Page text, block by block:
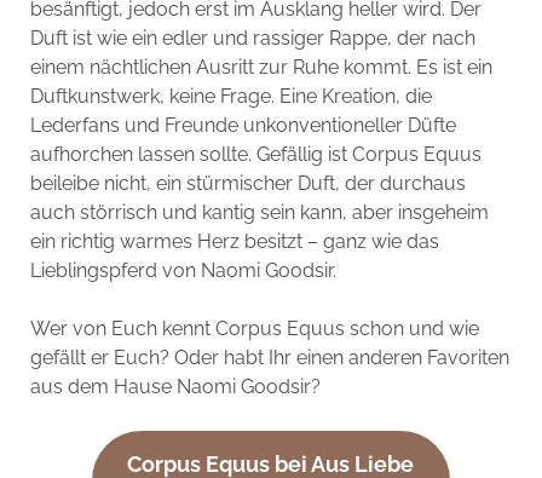
besänftigt, jedoch erst im Ausklang heller wird. Der
Duft ist wie ein edler und rassiger Rappe, der nach
einem nächtlichen Ausritt zur Ruhe kommt. Es ist ein
Duftkunstwerk, keine Frage. Eine Kreation, die
Lederfans und Freunde unkonventioneller Düfte
aufhorchen lassen sollte. Gefällig ist Corpus Equus
beileibe nicht, ein stürmischer Duft, der durchaus
auch störrisch und kantig sein kann, aber insgeheim
ein richtig warmes Herz besitzt – ganz wie das
Lieblingspferd von Naomi Goodsir.
Wer von Euch kennt Corpus Equus schon und wie
gefällt er Euch? Oder habt Ihr einen anderen Favoriten
aus dem Hause Naomi Goodsir?
Corpus Equus bei Aus Liebe